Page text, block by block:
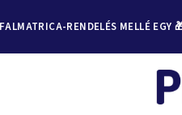
RENDELÉS MELLÉ